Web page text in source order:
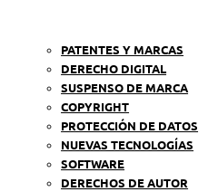
PATENTES Y MARCAS
DERECHO DIGITAL
SUSPENSO DE MARCA
COPYRIGHT
PROTECCIÓN DE DATOS
NUEVAS TECNOLOGÍAS
SOFTWARE
DERECHOS DE AUTOR